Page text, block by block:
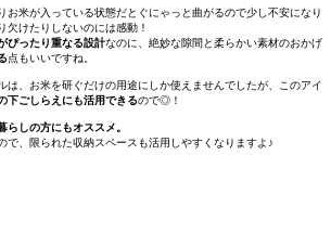
お米が入っている状態だとぐにゃっと曲がるので少し不安になり
欠けたりしないのには感動！
ぴったり重なる設計なのに、絶妙な隙間と柔らかい素材のおかげ
点もいいですね。
は、お米を研ぐだけの用途にしか使えませんでしたが、このアイ
下ごしらえにも活用できるので◎！
らしの方にもオススメ。
で、限られた収納スペースも活用しやすくなりますよ♪